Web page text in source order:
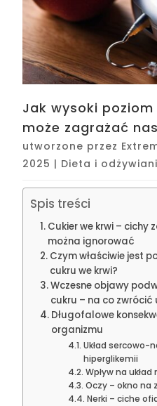
Jak wysoki
może zagrażać
utworzone przez
2025 | Dieta i
Spis treści
Cukier we krwi – cichy
można ignorować
Czym właściwie jest
cukru we krwi?
Wczesne objawy
cukru – na co zwrócić
Długofalowe
organizmu
Układ sercowo-
hiperglikemii
Wpływ na
Oczy – okno na
Nerki – ciche